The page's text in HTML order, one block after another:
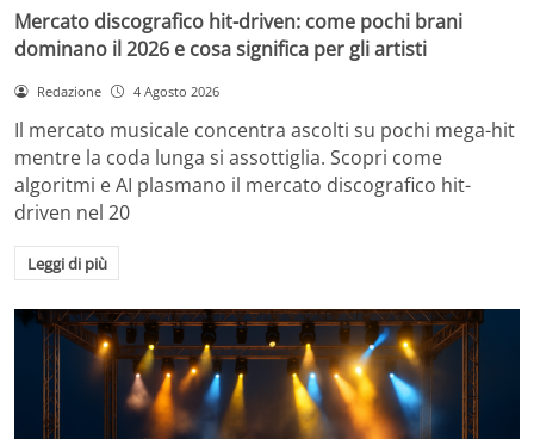
Mercato discografico hit-driven: come pochi brani
dominano il 2026 e cosa significa per gli artisti
Redazione 4 Agosto 2026
Il mercato musicale concentra ascolti su pochi mega-hit
mentre la coda lunga si assottiglia. Scopri come
algoritmi e AI plasmano il mercato discografico hit-
driven nel 20
Leggi di più